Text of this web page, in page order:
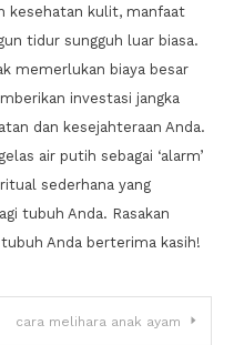
kesehatan kulit, manfaat
tidur sungguh luar biasa.
memerlukan biaya besar
investasi jangka
dan kesejahteraan Anda.
air putih sebagai ‘alarm’
sederhana yang
tubuh Anda. Rasakan
Anda berterima kasih!
cara melihara anak ayam